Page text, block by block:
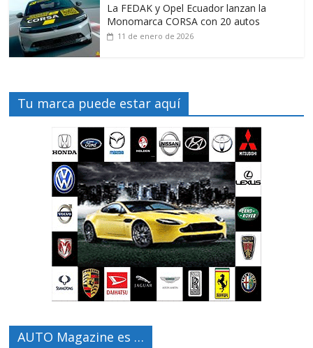
La FEDAK y Opel Ecuador lanzan la
Monomarca CORSA con 20 autos
11 de enero de 2026
Tu marca puede estar aquí
AUTO Magazine es …